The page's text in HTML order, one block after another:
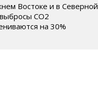
Востоке и в Северной
CO2
на 30%